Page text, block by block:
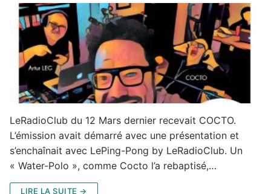
LeRadioClub du 12 Mars dernier recevait COCTO.
L’émission avait démarré avec une présentation et
s’enchaînait avec LePing-Pong by LeRadioClub. Un
« Water-Polo », comme Cocto l’a rebaptisé,…
LIRE LA SUITE →